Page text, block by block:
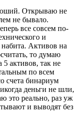
Открываю не
не бывало.
все совсем по-
и
Активов на
то думаю
5 активов, так не
по всем
счета бинариум
деньги не шли,
это реально, раз уж
и выводят без